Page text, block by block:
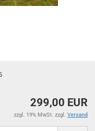
299,00 EUR
zzgl. 19% MwSt. zzgl. Versand